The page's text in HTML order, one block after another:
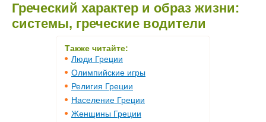
Греческий характер и образ жизни:
системы, греческие водители
Также читайте:
Люди Греции
Олимпийские игры
Религия Греции
Население Греции
Женщины Греции